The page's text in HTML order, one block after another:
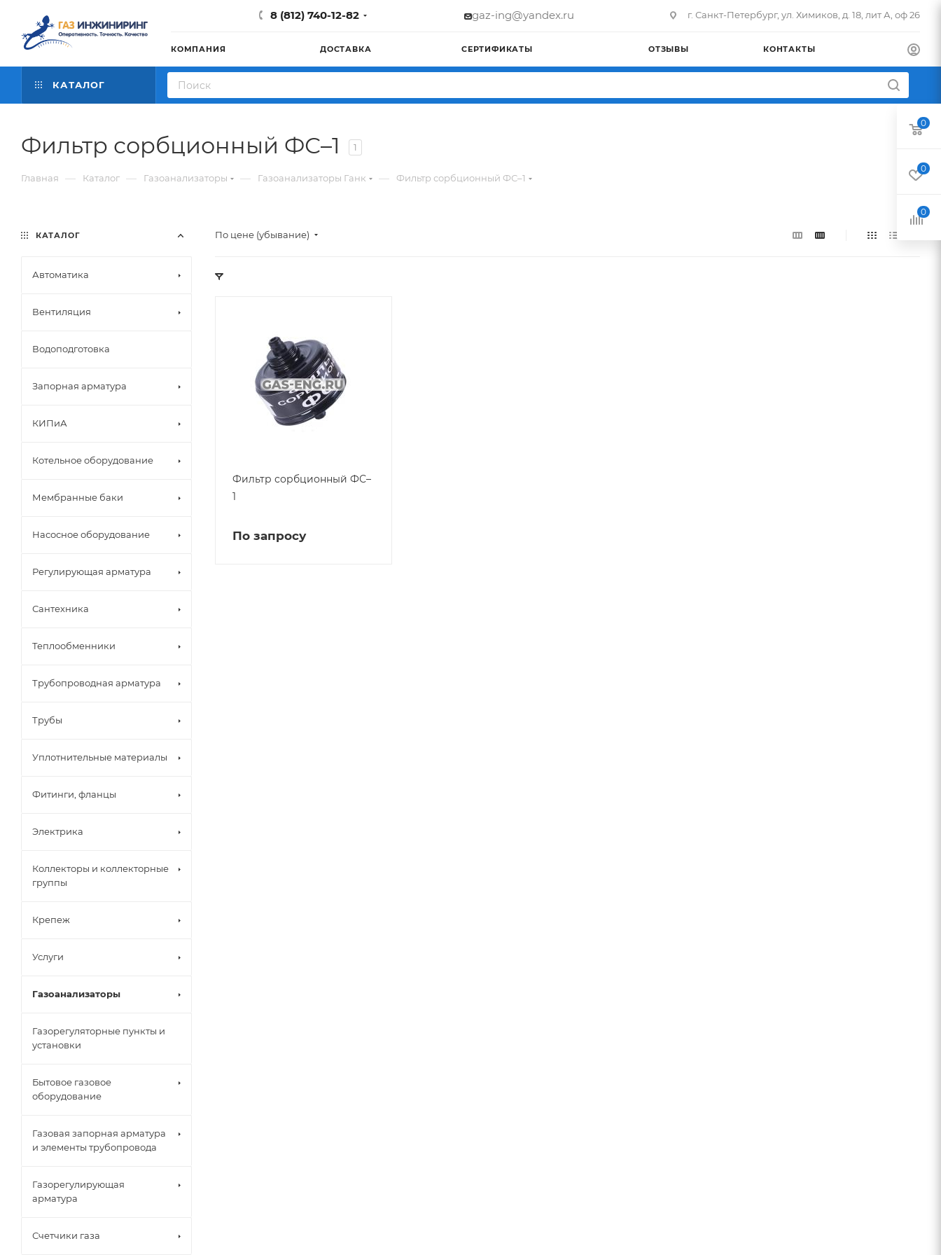
8 (812) 740-12-82 gaz-ing@yandex.ru г. Санкт-Петербург, ул. Химиков, д. 18, лит А, оф 26
КОМПАНИЯ ДОСТАВКА СЕРТИФИКАТЫ ОТЗЫВЫ КОНТАКТЫ
КАТАЛОГ
Фильтр сорбционный ФС–1 1
Главная — Каталог — Газоанализаторы — Газоанализаторы Ганк — Фильтр сорбционный ФС–1
По цене (убывание)
Фильтр сорбционный ФС–
1
По запросу
КАТАЛОГ
Автоматика
Вентиляция
Водоподготовка
Запорная арматура
КИПиА
Котельное оборудование
Мембранные баки
Насосное оборудование
Регулирующая арматура
Сантехника
Теплообменники
Трубопроводная арматура
Трубы
Уплотнительные материалы
Фитинги, фланцы
Электрика
Коллекторы и коллекторные
группы
Крепеж
Услуги
Газоанализаторы
Газорегуляторные пункты и
установки
Бытовое газовое
оборудование
Газовая запорная арматура
и элементы трубопровода
Газорегулирующая
арматура
Счетчики газа
0
0
0